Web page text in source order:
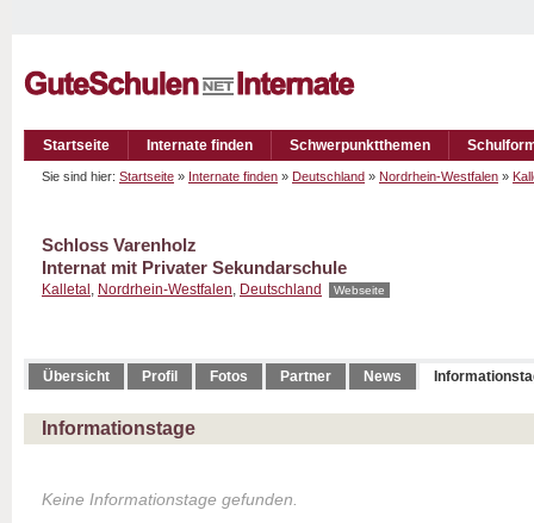
Startseite Internate finden Schwerpunktthemen
Sie sind hier: Startseite » Internate finden » Deutschland » Nordrhein-Westfalen »
Schloss Varenholz
Internat mit Privater Sekundarschule
Kalletal , Nordrhein-Westfalen, Deutschland Webseite
Übersicht Profil Fotos Partner News
Informationstage
Keine Informationstage gefunden.